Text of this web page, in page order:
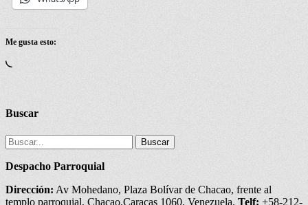
Me gusta esto:
Buscar
Buscar:
Despacho Parroquial
Dirección: Av Mohedano, Plaza Bolívar de Chacao, frente al
templo parroquial, Chacao,Caracas 1060, Venezuela. Telf: +58-212-